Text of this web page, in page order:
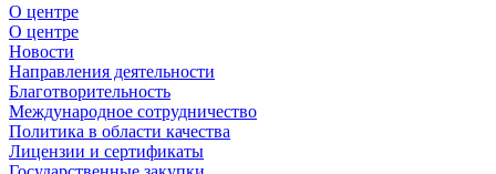
О центре
О центре
Новости
Направления деятельности
Благотворительность
Международное сотрудничество
Политика в области качества
Лицензии и сертификаты